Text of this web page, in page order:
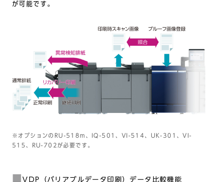
が可能です。
※オプションのRU-518m、IQ-501、VI-514、UK-301、VI-
515、RU-702が必要です。
VDP（バリアブルデータ印刷）データ比較機能